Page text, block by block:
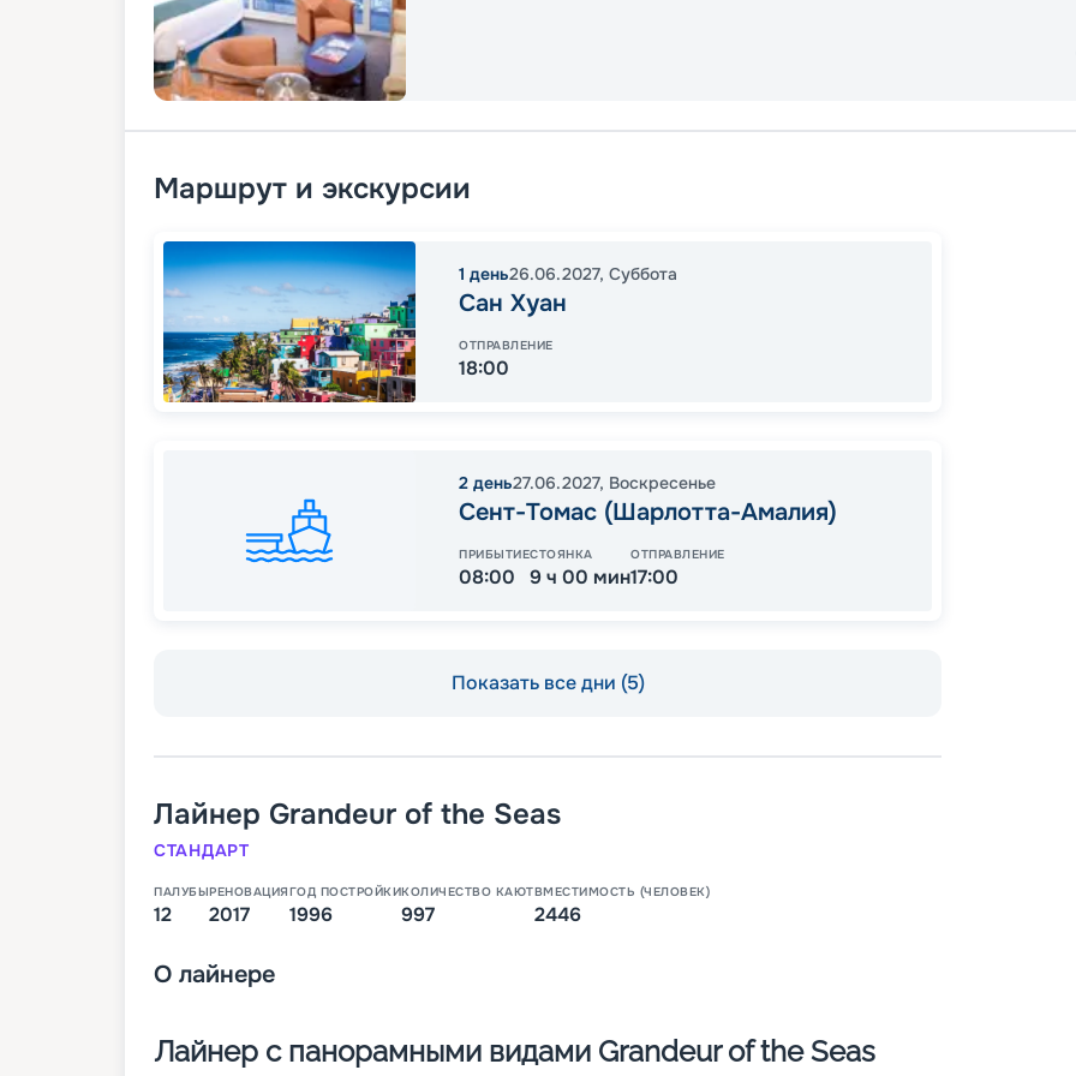
Маршрут и экскурсии
1 день26.06.2027, Суббота
Сан Хуан
ОТПРАВЛЕНИЕ
18:00
2 день27.06.2027, Воскресенье
Сент-Томас (Шарлотта-Амалия)
ПРИБЫТИЕ
08:00
СТОЯНКА
9 ч 00 мин
ОТПРАВЛЕНИЕ
17:00
Показать все дни (5)
Лайнер Grandeur of the Seas
СТАНДАРТ
ПАЛУБЫ
12
РЕНОВАЦИЯ
2017
ГОД ПОСТРОЙКИ
1996
КОЛИЧЕСТВО КАЮТ
997
ВМЕСТИМОСТЬ (ЧЕЛОВЕК)
2446
О лайнере
Лайнер с панорамными видами Grandeur of the Seas